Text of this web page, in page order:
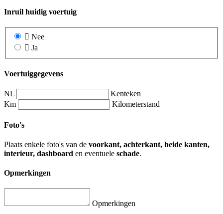
Inruil huidig voertuig
Nee
Ja
Voertuiggegevens
NL
Kenteken
Km
Kilometerstand
Foto's
Plaats enkele foto's van de voorkant, achterkant, beide kanten,
interieur, dashboard en eventuele schade.
Opmerkingen
Opmerkingen